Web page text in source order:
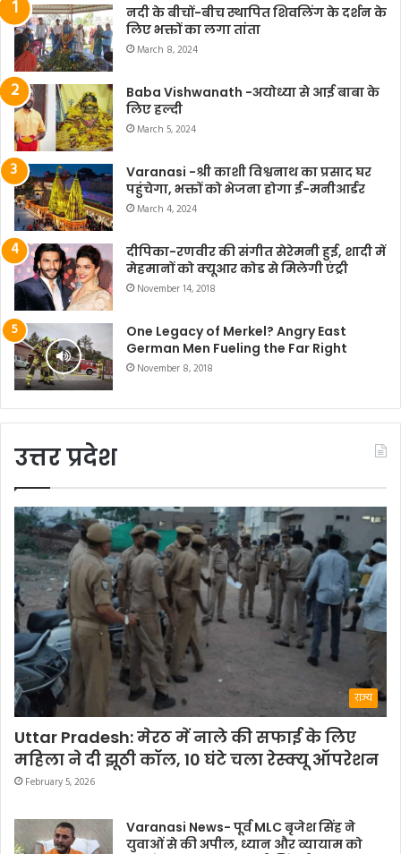
नदी के बीचों-बीच स्थापित शिवलिंग के दर्शन के
लिए भक्तों का लगा तांता
March 8, 2024
Baba Vishwanath -अयोध्या से आई बाबा के
लिए हल्दी
March 5, 2024
Varanasi -श्री काशी विश्वनाथ का प्रसाद घर
पहुंचेगा, भक्तों को भेजना होगा ई-मनीआर्डर
March 4, 2024
दीपिका-रणवीर की संगीत सेरेमनी हुई, शादी में
मेहमानों को क्यूआर कोड से मिलेगी एंट्री
November 14, 2018
One Legacy of Merkel? Angry East
German Men Fueling the Far Right
November 8, 2018
उत्तर प्रदेश
राज्य
Uttar Pradesh: मेरठ में नाले की सफाई के लिए
महिला ने दी झूठी कॉल, 10 घंटे चला रेस्क्यू ऑपरेशन
February 5, 2026
Varanasi News- पूर्व MLC बृजेश सिंह ने
युवाओं से की अपील, ध्यान और व्यायाम को